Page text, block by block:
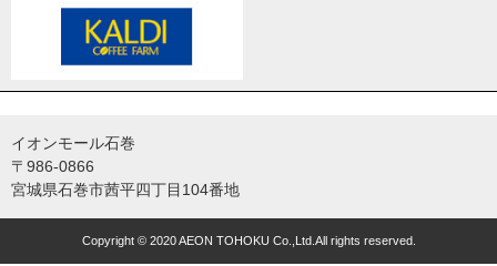
イオンモール石巻
〒986-0866
宮城県石巻市茜平四丁目104番地
Copyright © 2020 AEON TOHOKU Co.,Ltd.All rights reserved.